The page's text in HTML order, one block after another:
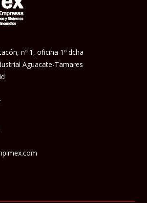
nº 1, oficina 1º dcha
Aguacate-Tamares